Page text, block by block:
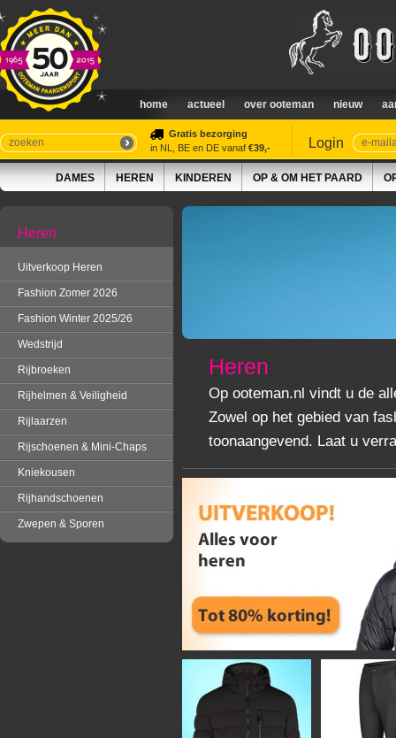
home actueel over ooteman nieuw
Gratis bezorging
in NL, BE en DE vanaf €39,- Login
DAMES HEREN KINDEREN OP & OM HET PAARD
Heren
Uitverkoop Heren
Fashion Zomer 2026
Fashion Winter 2025/26
Wedstrijd
Rijbroeken
Rijhelmen & Veiligheid
Rijlaarzen
Rijschoenen & Mini-Chaps
Kniekousen
Rijhandschoenen
Zwepen & Sporen
Heren
Op ooteman.nl vindt u de
Zowel op het gebied van
toonaangevend. Laat u